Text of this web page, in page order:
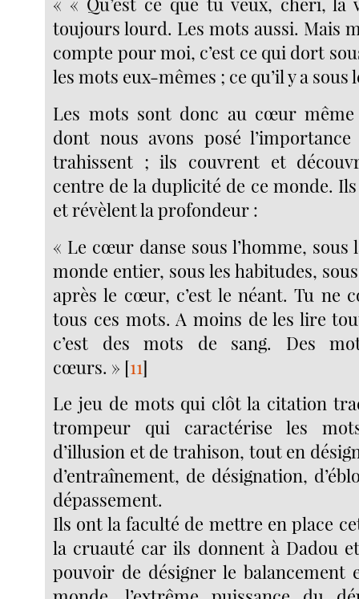
toujours lourd. Les mots aussi. Mais
compte pour moi, c’est ce qui dort
les mots eux-mêmes ; ce qu’il y a sous
Les mots sont donc au cœur
dont nous avons posé
trahissent ; ils couvrent et
centre de la duplicité de ce monde.
et révèlent la profondeur :
« Le cœur danse sous l’homme, sous
monde entier, sous les habitudes,
après le cœur, c’est le néant. Tu ne
tous ces mots. A moins de les lire
c’est des mots de sang. Des
cœurs. » [11]
Le jeu de mots qui clôt la citation
trompeur qui caractérise les
d’illusion et de trahison, tout en
d’entraînement, de désignation,
dépassement.
Ils ont la faculté de mettre en place
la cruauté car ils donnent à Dadou
pouvoir de désigner le balancement